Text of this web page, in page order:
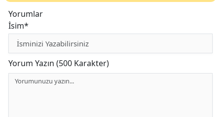
Yorumlar
İsim*
Yorum Yazın (500 Karakter)